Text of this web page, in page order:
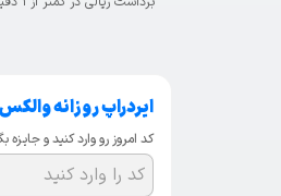
ایردراپ روزانه والکس
کد امروز رو وارد کنید و جایزه